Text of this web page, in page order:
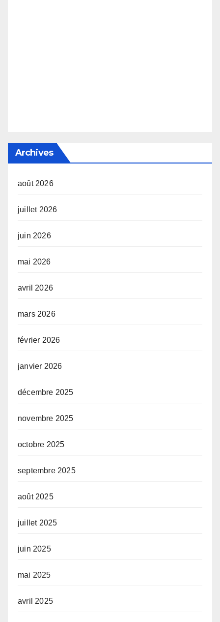
Archives
août 2026
juillet 2026
juin 2026
mai 2026
avril 2026
mars 2026
février 2026
janvier 2026
décembre 2025
novembre 2025
octobre 2025
septembre 2025
août 2025
juillet 2025
juin 2025
mai 2025
avril 2025